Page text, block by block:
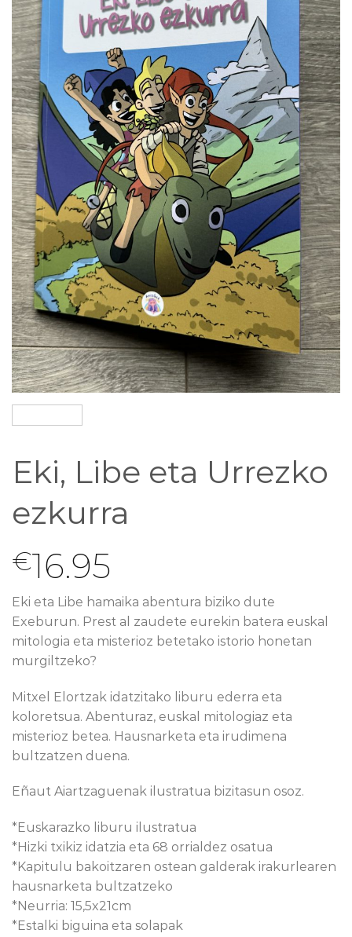
Eki, Libe eta Urrezko
ezkurra
€16.95
Eki eta Libe hamaika abentura biziko dute
Exeburun. Prest al zaudete eurekin batera euskal
mitologia eta misterioz betetako istorio honetan
murgiltzeko?
Mitxel Elortzak idatzitako liburu ederra eta
koloretsua. Abenturaz, euskal mitologiaz eta
misterioz betea. Hausnarketa eta irudimena
bultzatzen duena.
Eñaut Aiartzaguenak ilustratua bizitasun osoz.
*Euskarazko liburu ilustratua
*Hizki txikiz idatzia eta 68 orrialdez osatua
*Kapitulu bakoitzaren ostean galderak irakurlearen
hausnarketa bultzatzeko
*Neurria: 15,5x21cm
*Estalki biguina eta solapak